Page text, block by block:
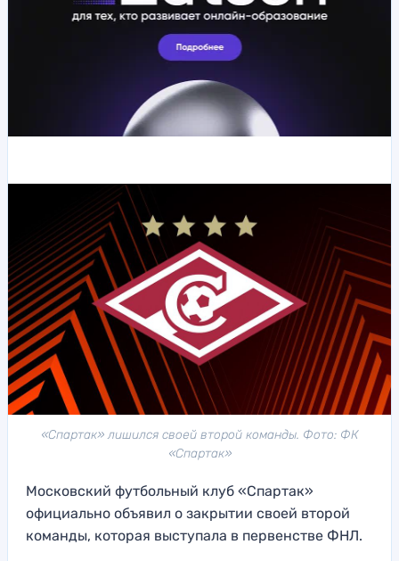
«Спартак» лишился своей второй команды. Фото: ФК
«Спартак»
Московский футбольный клуб «Спартак»
официально объявил о закрытии своей второй
команды, которая выступала в первенстве ФНЛ.